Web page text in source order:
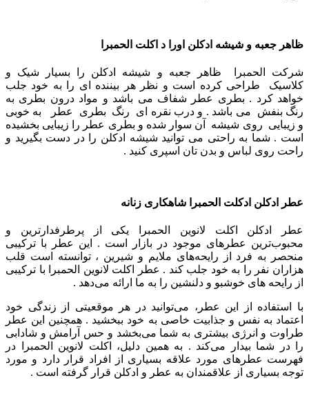
ظاهر جعبه و شیشه ادکلن اورا د اکلت الحمبرا
شرکت الحمبرا ظاهر جعبه و شیشه ادکلن را بسیار شیک و
کلاسیک طراحی کرده است و نظر هر بیننده ای را به خود جلب
خواهد کرد . بطری عطر شفاف می باشد و مواد درون بطری به
رنگ بنفش می باشد . و درب نقره ای رنگ بطری عطر به‌ خوبی
و زیبایی روی شیشه آن سوار شده و بطری عطر را زیبایی بخشیده
است . شما به راحتی می توانید شیشه ادکلن را در دست بگیرید و
راحت روی لباس و بدن تان اسپری کنید .
عطر ادکلن ادکلت الحمبرا شاهکاری زنانه
عطر ادکلن اکلت لانوین الحمبرا یکی از پرطرفدارترین و
محبوب‌ترین عطرهای موجود در بازار است . این عطر با ترکیبی
منحصر به فرد از رایحه‌های ملایم و شیرین ، توانسته است قلب
هزاران نفر را به خود جلب کند . عطر اکلت لانوین الحمبرا با ترکیبی
از رایحه های خوشبو و دلنشین را به ما ارائه می‌دهد .
با استفاده از این عطر، می‌توانید در هر موقعیتی از زندگی خود
اعتماد به نفس و جذابیت خاصی به خود ببخشید . همچنین این عطر
طراوت و انرژی بیشتری به شما می‌بخشد و حس آرامش و شادابی
را در شما بیدار می‌کند . به همین دلیل، اکلت لانوین الحمبرا در
فهرست عطرهای مورد علاقه بسیاری از افراد قرار دارد و مورد
توجه بسیاری از علاقمندان به عطر و ادکلن قرار گرفته است .